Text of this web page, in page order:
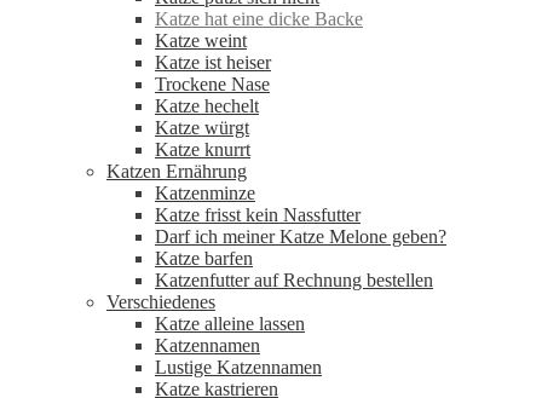
Katze hat eine dicke Backe
Katze weint
Katze ist heiser
Trockene Nase
Katze hechelt
Katze würgt
Katze knurrt
Katzen Ernährung
Katzenminze
Katze frisst kein Nassfutter
Darf ich meiner Katze Melone geben?
Katze barfen
Katzenfutter auf Rechnung bestellen
Verschiedenes
Katze alleine lassen
Katzennamen
Lustige Katzennamen
Katze kastrieren